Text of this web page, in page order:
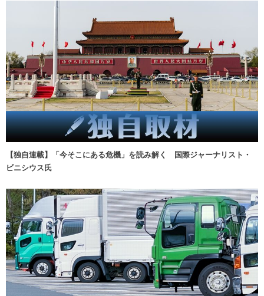
【独自連載】「今そこにある危機」を読み解く 国際ジャーナリスト・
ビニシウス氏